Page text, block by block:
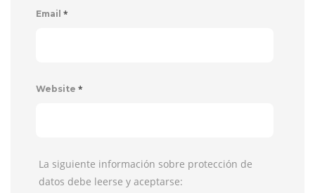
Email *
Website *
La siguiente información sobre protección de
datos debe leerse y aceptarse: